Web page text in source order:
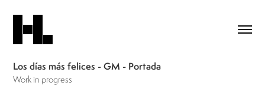
Los días más felices - GM - Portada
Work in progress